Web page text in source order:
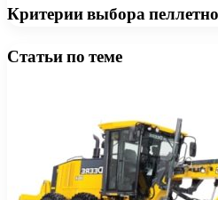
Критерии выбора
Статьи по теме